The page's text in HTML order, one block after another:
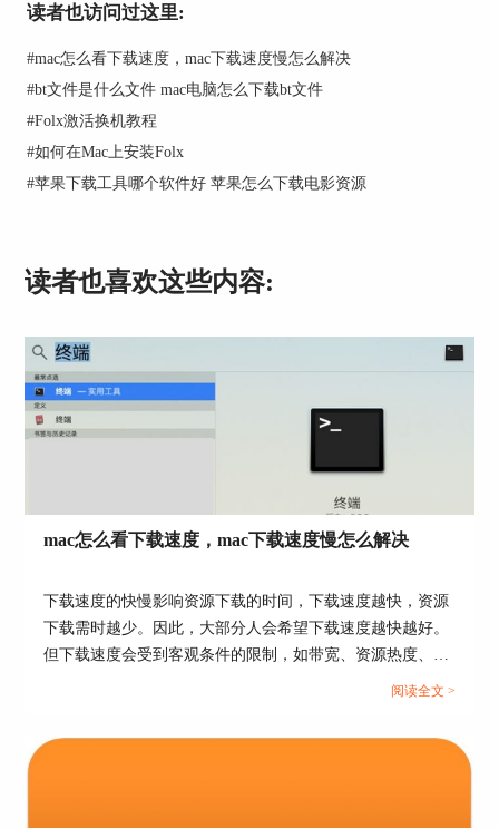
小编准备了三个任务先添加到要下载的序列，因为
之前设置的是手动开始，所以现在显示的状态
是“已暂停”。
图3：下载任务显示界面
可以看到界面左下角此时显示的是“无限制”，在这
个位置修改，可以同时调整所有下载任务的下载速
度，尽量保证下载速度迅速；也可设置具体下载速
读者也访问过这里:
#mac怎么看下载速度，mac下载速度慢怎么解决
#bt文件是什么文件 mac电脑怎么下载bt文件
#Folx激活换机教程
#如何在Mac上安装Folx
#苹果下载工具哪个软件好 苹果怎么下载电影资源
读者也喜欢这些内容:
mac怎么看下载速度，mac下载速度慢怎么解决
下载速度的快慢影响资源下载的时间，下载速度越快，资源
下载需时越少。因此，大部分人会希望下载速度越快越好。
但下载速度会受到客观条件的限制，如带宽、资源热度、设
备性能等，不同情况下可达至的下载速度不同。本文会教大
趣的小伙伴，可以关注起来。...
阅读全文 >